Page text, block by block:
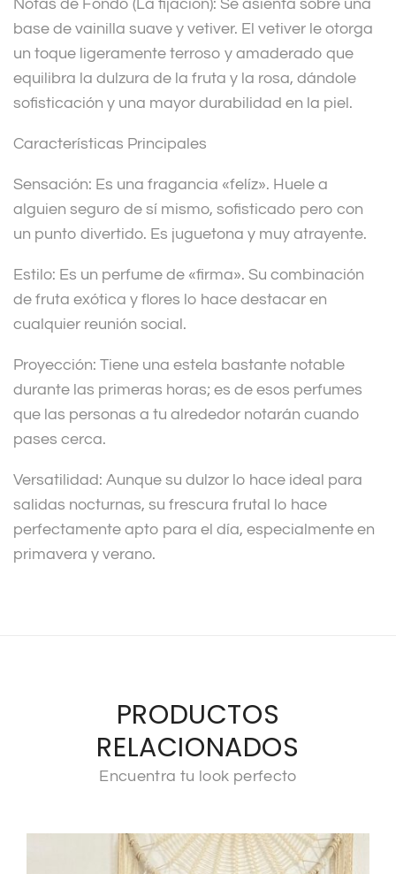
Notas de Fondo (La fijación): Se asienta sobre una
base de vainilla suave y vetiver. El vetiver le otorga
un toque ligeramente terroso y amaderado que
equilibra la dulzura de la fruta y la rosa, dándole
sofisticación y una mayor durabilidad en la piel.
Características Principales
Sensación: Es una fragancia «felíz». Huele a
alguien seguro de sí mismo, sofisticado pero con
un punto divertido. Es juguetona y muy atrayente.
Estilo: Es un perfume de «firma». Su combinación
de fruta exótica y flores lo hace destacar en
cualquier reunión social.
Proyección: Tiene una estela bastante notable
durante las primeras horas; es de esos perfumes
que las personas a tu alrededor notarán cuando
pases cerca.
Versatilidad: Aunque su dulzor lo hace ideal para
salidas nocturnas, su frescura frutal lo hace
perfectamente apto para el día, especialmente en
primavera y verano.
PRODUCTOS
RELACIONADOS
Encuentra tu look perfecto